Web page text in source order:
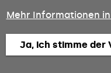
Mehr Informationen
Ja, ich stimme der